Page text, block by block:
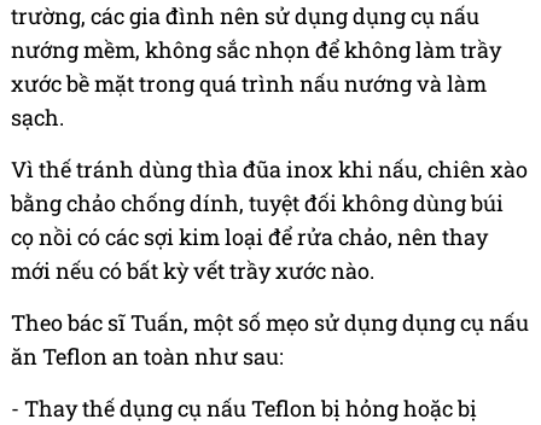
trường, các gia đình nên sử dụng dụng cụ nấu
nướng mềm, không sắc nhọn để không làm trầy
xước bề mặt trong quá trình nấu nướng và làm
sạch.
Vì thế tránh dùng thìa đũa inox khi nấu, chiên xào
bằng chảo chống dính, tuyệt đối không dùng búi
cọ nồi có các sợi kim loại để rửa chảo, nên thay
mới nếu có bất kỳ vết trầy xước nào.
Theo bác sĩ Tuấn, một số mẹo sử dụng dụng cụ nấu
ăn Teflon an toàn như sau:
- Thay thế dụng cụ nấu Teflon bị hỏng hoặc bị